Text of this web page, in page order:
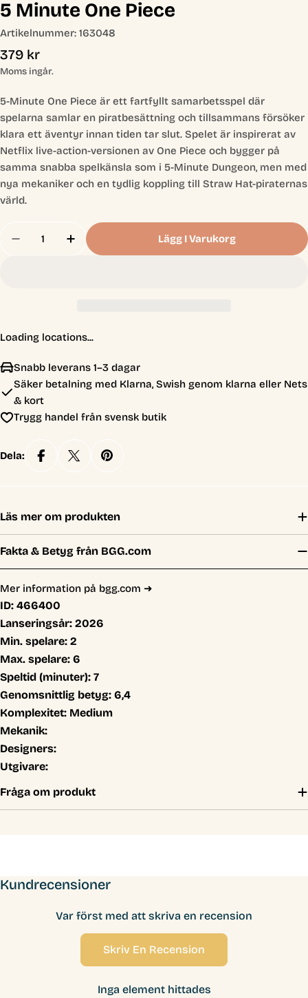
5 Minute One Piece
Artikelnummer: 163048
Ordinarie
pris
379 kr
Moms ingår.
5-Minute One Piece är ett fartfyllt samarbets­spel där
spelarna samlar en piratbesättning och tillsammans försöker
klara ett äventyr innan tiden tar slut. Spelet är inspirerat av
Netflix live-action-versionen av One Piece och bygger på
samma snabba spelkänsla som i 5-Minute Dungeon, men med
nya mekaniker och en tydlig koppling till Straw Hat-piraternas
värld.
Minska Antal För 5 Minute One Piece
Öka Antal För 5 Minute One Piece
Lägg I Varukorg
Loading locations...
Snabb leverans 1–3 dagar
Säker betalning med Klarna, Swish genom klarna eller Nets
& kort
Trygg handel från svensk butik
Dela:
Läs mer om produkten
Fakta & Betyg från BGG.com
Mer information på bgg.com ➜
ID: 466400
Lanseringsår: 2026
Min. spelare: 2
Max. spelare: 6
Speltid (minuter): 7
Genomsnittlig betyg: 6,4
Komplexitet: Medium
Mekanik:
Designers:
Utgivare:
Fråga om produkt
Kundrecensioner
Var först med att skriva en recension
Skriv En Recension
Inga element hittades